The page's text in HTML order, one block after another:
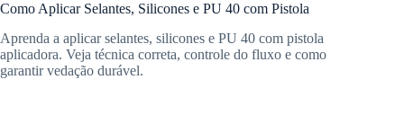
Como Aplicar Selantes, Silicones e PU 40 com Pistola
Aprenda a aplicar selantes, silicones e PU 40 com pistola
aplicadora. Veja técnica correta, controle do fluxo e como
garantir vedação durável.